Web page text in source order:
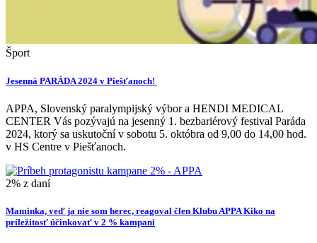
Šport
Jesenná PARÁDA 2024 v Piešťanoch!
APPA, Slovenský paralympijský výbor a HENDI MEDICAL
CENTER Vás pozývajú na jesenný 1. bezbariérový festival Paráda
2024, ktorý sa uskutoční v sobotu 5. októbra od 9,00 do 14,00 hod.
v HS Centre v Piešťanoch.
2% z daní
Maminka, veď ja nie som herec, reagoval člen Klubu APPA Kiko na
príležitosť účinkovať v 2 % kampani